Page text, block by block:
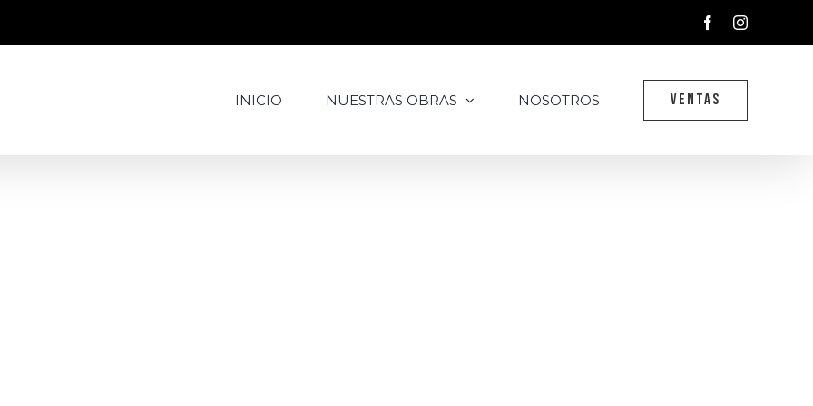
FacebookInstagram
INICIO NUESTRAS OBRAS NOSOTROS VENTAS